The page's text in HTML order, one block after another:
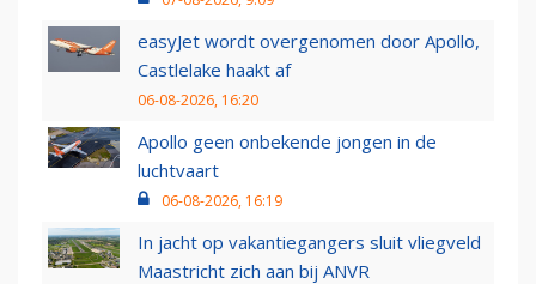
easyJet wordt overgenomen door Apollo,
Castlelake haakt af
06-08-2026, 16:20
Apollo geen onbekende jongen in de
luchtvaart
06-08-2026, 16:19
In jacht op vakantiegangers sluit vliegveld
Maastricht zich aan bij ANVR